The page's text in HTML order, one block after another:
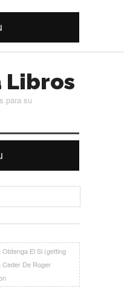
Libros
para su
El Si (getting
Ceder De Roger